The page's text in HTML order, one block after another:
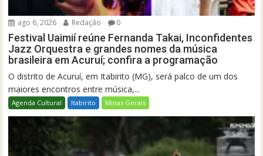
ago 6, 2026 Redação 0
Festival Uaimií reúne Fernanda Takai, Inconfidentes
Jazz Orquestra e grandes nomes da música
brasileira em Acuruí; confira a programação
O distrito de Acuruí, em Itabirito (MG), será palco de um dos
maiores encontros entre música,...
Agenda Cultural Itabirito Minas Gerais